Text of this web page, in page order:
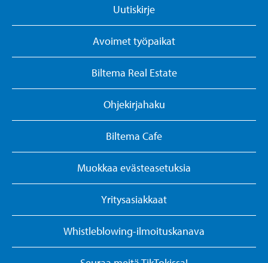
Uutiskirje
Avoimet työpaikat
Biltema Real Estate
Ohjekirjahaku
Biltema Cafe
Muokkaa evästeasetuksia
Yritysasiakkaat
Whistleblowing-ilmoituskanava